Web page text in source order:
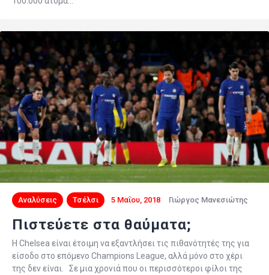
Αναλύσεις Τσέλσι 5 Μαΐου, 2018 Γιώργος Μανεσιώτης
Πιστεύετε στα θαύματα;
H Chelsea είναι έτοιμη να εξαντλήσει τις πιθανότητές της για
είσοδο στο επόμενο Champions League, αλλά μόνο στο χέρι
της δεν είναι. Σε μια χρονιά που οι περισσότεροι φίλοι της